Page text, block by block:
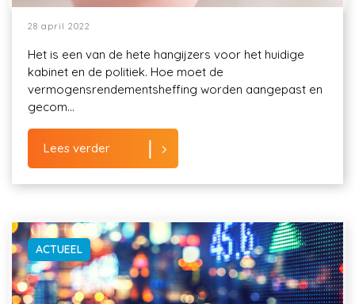
28 april 2022
Het is een van de hete hangijzers voor het huidige
kabinet en de politiek. Hoe moet de
vermogensrendementsheffing worden aangepast en
gecom...
Lees verder
ACTUEEL